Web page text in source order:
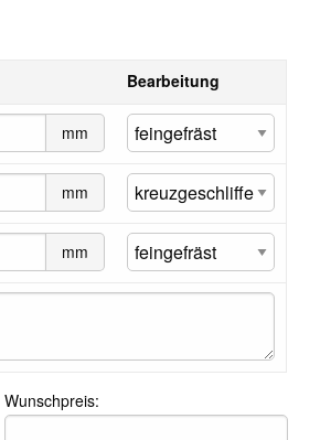
Bearbeitung
mm
mm
mm
Wunschpreis: